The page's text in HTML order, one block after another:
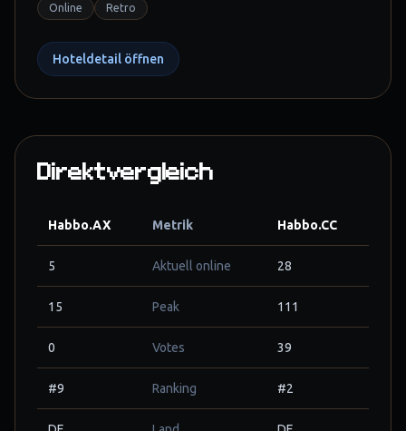
Online Retro
Hoteldetail öffnen
Direktvergleich
Habbo.AX Metrik Habbo.CC
5 Aktuell online 28
15 Peak 111
0 Votes 39
#9 Ranking #2